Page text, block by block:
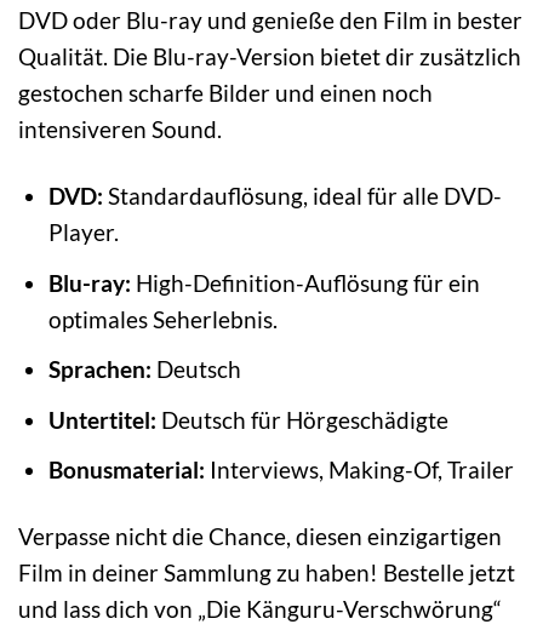
DVD oder Blu-ray und genieße den Film in bester
Qualität. Die Blu-ray-Version bietet dir zusätzlich
gestochen scharfe Bilder und einen noch
intensiveren Sound.
DVD: Standardauflösung, ideal für alle DVD-
Player.
Blu-ray: High-Definition-Auflösung für ein
optimales Seherlebnis.
Sprachen: Deutsch
Untertitel: Deutsch für Hörgeschädigte
Bonusmaterial: Interviews, Making-Of, Trailer
Verpasse nicht die Chance, diesen einzigartigen
Film in deiner Sammlung zu haben! Bestelle jetzt
und lass dich von „Die Känguru-Verschwörung“